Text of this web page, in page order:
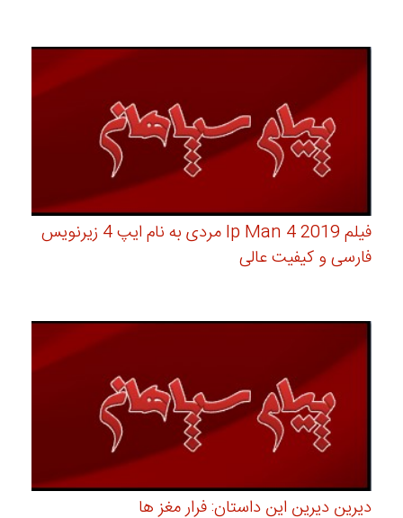
فیلم Ip Man 4 2019 مردی به نام ایپ 4 زیرنویس
فارسی و کیفیت عالی
دیرین دیرین این داستان: فرار مغز ها